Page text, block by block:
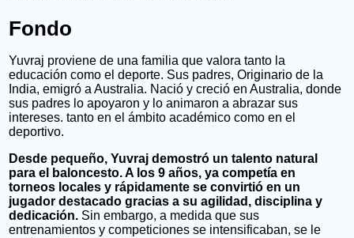
Fondo
Yuvraj proviene de una familia que valora tanto la
educación como el deporte. Sus padres, Originario de la
India, emigró a Australia. Nació y creció en Australia, donde
sus padres lo apoyaron y lo animaron a abrazar sus
intereses. tanto en el ámbito académico como en el
deportivo.
Desde pequeño, Yuvraj demostró un talento natural
para el baloncesto. A los 9 años, ya competía en
torneos locales y rápidamente se convirtió en un
jugador destacado gracias a su agilidad, disciplina y
dedicación. Sin embargo, a medida que sus
entrenamientos y competiciones se intensificaban, se le